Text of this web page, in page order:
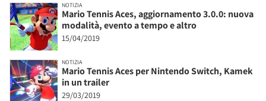
NOTIZIA
Mario Tennis Aces, aggiornamento 3.0.0: nuova
modalità, evento a tempo e altro
15/04/2019
NOTIZIA
Mario Tennis Aces per Nintendo Switch, Kamek
in un trailer
29/03/2019